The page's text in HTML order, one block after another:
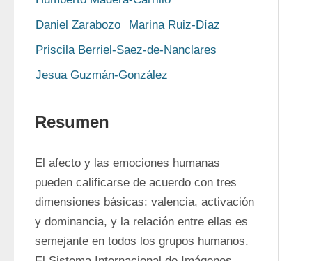
Daniel Zarabozo
Marina Ruiz-Díaz
Priscila Berriel-Saez-de-Nanclares
Jesua Guzmán-González
Resumen
El afecto y las emociones humanas
pueden calificarse de acuerdo con tres
dimensiones básicas: valencia, activación
y dominancia, y la relación entre ellas es
semejante en todos los grupos humanos.